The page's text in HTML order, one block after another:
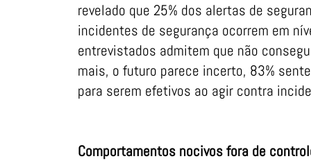
revelado que 25% dos alertas de
incidentes de segurança ocorrem em
entrevistados admitem que não
mais, o futuro parece incerto, 83%
para serem efetivos ao agir contra
Comportamentos nocivos fora de